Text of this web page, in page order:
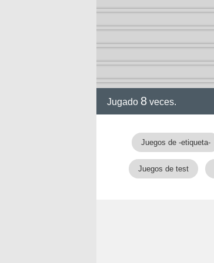
Jugado 8 veces.
Juegos de -etiqueta-
Juegos de test